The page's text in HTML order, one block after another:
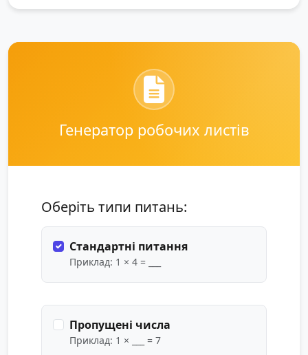
Генератор робочих листів
Оберіть типи питань:
Стандартні питання
Приклад: 1 × 4 = ___
Пропущені числа
Приклад: 1 × ___ = 7